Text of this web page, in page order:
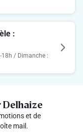
:
18h / Dimanche :
et de
mail.